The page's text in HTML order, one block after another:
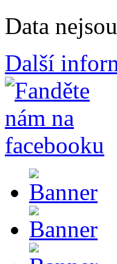
Data
Další